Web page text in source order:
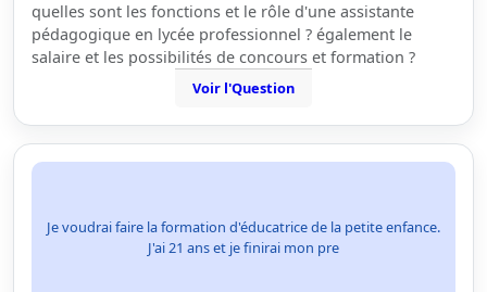
quelles sont les fonctions et le rôle d'une assistante
pédagogique en lycée professionnel ? également le
salaire et les possibilités de concours et formation ?
Voir l'Question
Je voudrai faire la formation d'éducatrice de la petite enfance.
J'ai 21 ans et je finirai mon pre